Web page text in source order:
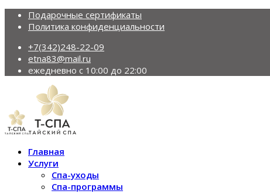
Подарочные сертификаты
Политика конфиденциальности
+7(342)248-22-09
etna83@mail.ru
ежедневно с 10:00 до 22:00
Главная
Услуги
Спа-уходы
Спа-программы